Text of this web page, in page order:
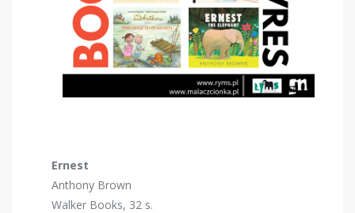
Ernest
Anthony Brown
Walker Books, 32 s.